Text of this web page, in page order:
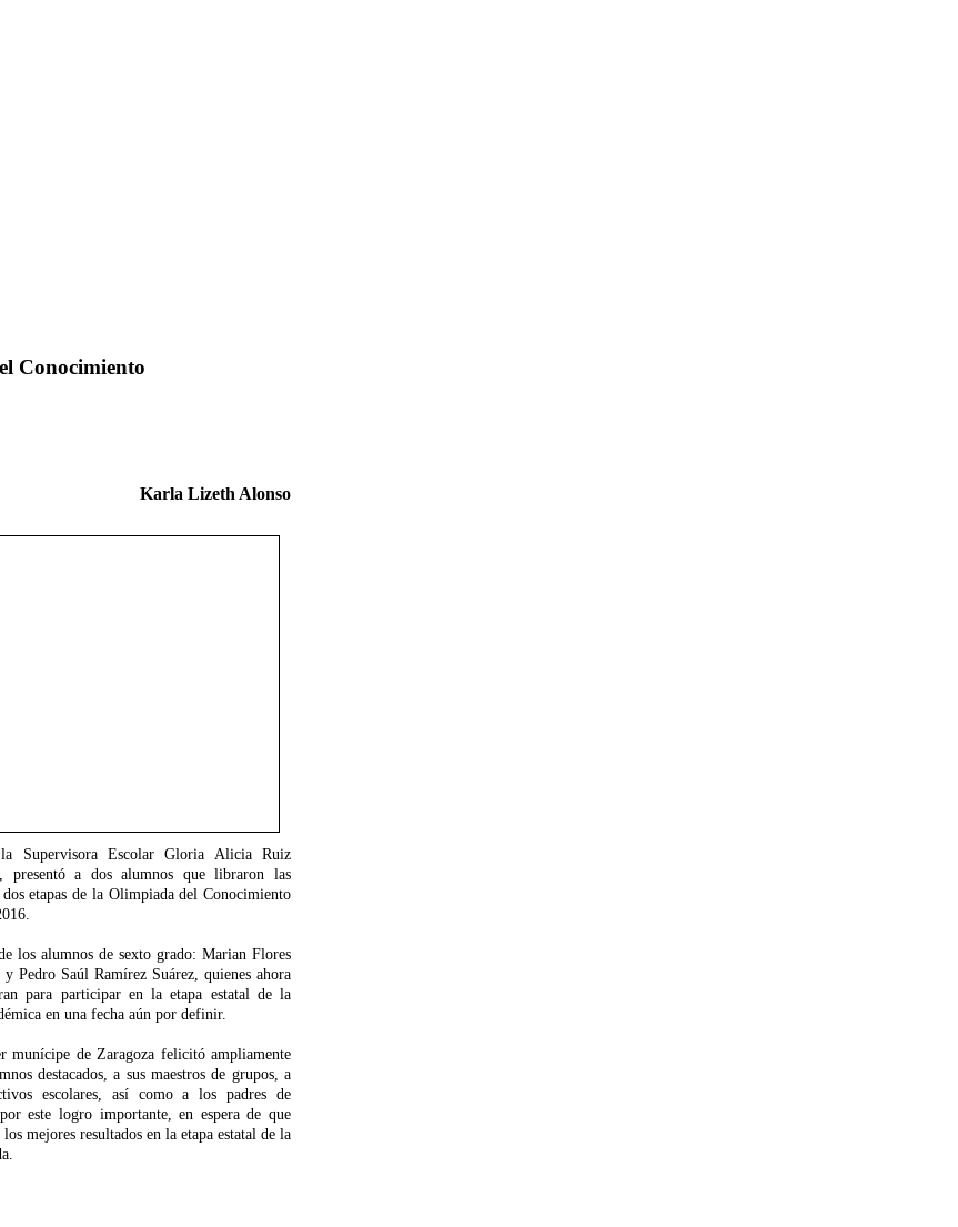
Conocimiento
Karla Lizeth Alonso
Supervisora Escolar Gloria Alicia Ruiz
presentó a dos alumnos que libraron las
etapas de la Olimpiada del Conocimiento
los alumnos de sexto grado: Marian Flores
Pedro Saúl Ramírez Suárez, quienes ahora
para participar en la etapa estatal de la
en una fecha aún por definir.
munícipe de Zaragoza felicitó ampliamente
destacados, a sus maestros de grupos, a
escolares, así como a los padres de
este logro importante, en espera de que
los mejores resultados en la etapa estatal de la